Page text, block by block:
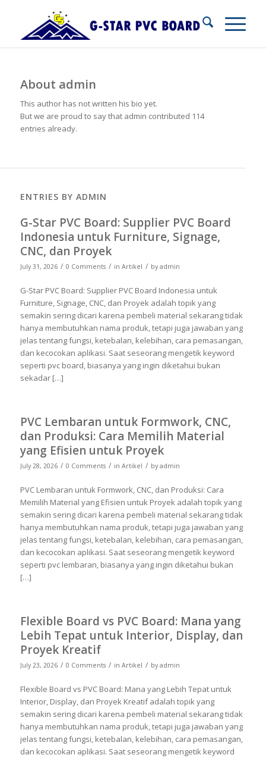
About admin
This author has not written his bio yet.
But we are proud to say that admin contributed 114
entries already.
ENTRIES BY ADMIN
G-Star PVC Board: Supplier PVC Board
Indonesia untuk Furniture, Signage,
CNC, dan Proyek
July 31, 2026 / 0 Comments / in Artikel / by admin
G-Star PVC Board: Supplier PVC Board Indonesia untuk
Furniture, Signage, CNC, dan Proyek adalah topik yang
semakin sering dicari karena pembeli material sekarang tidak
hanya membutuhkan nama produk, tetapi juga jawaban yang
jelas tentang fungsi, ketebalan, kelebihan, cara pemasangan,
dan kecocokan aplikasi. Saat seseorang mengetik keyword
seperti pvc board, biasanya yang ingin diketahui bukan
sekadar […]
PVC Lembaran untuk Formwork, CNC,
dan Produksi: Cara Memilih Material
yang Efisien untuk Proyek
July 28, 2026 / 0 Comments / in Artikel / by admin
PVC Lembaran untuk Formwork, CNC, dan Produksi: Cara
Memilih Material yang Efisien untuk Proyek adalah topik yang
semakin sering dicari karena pembeli material sekarang tidak
hanya membutuhkan nama produk, tetapi juga jawaban yang
jelas tentang fungsi, ketebalan, kelebihan, cara pemasangan,
dan kecocokan aplikasi. Saat seseorang mengetik keyword
seperti pvc lembaran, biasanya yang ingin diketahui bukan
[…]
Flexible Board vs PVC Board: Mana yang
Lebih Tepat untuk Interior, Display, dan
Proyek Kreatif
July 23, 2026 / 0 Comments / in Artikel / by admin
Flexible Board vs PVC Board: Mana yang Lebih Tepat untuk
Interior, Display, dan Proyek Kreatif adalah topik yang
semakin sering dicari karena pembeli material sekarang tidak
hanya membutuhkan nama produk, tetapi juga jawaban yang
jelas tentang fungsi, ketebalan, kelebihan, cara pemasangan,
dan kecocokan aplikasi. Saat seseorang mengetik keyword